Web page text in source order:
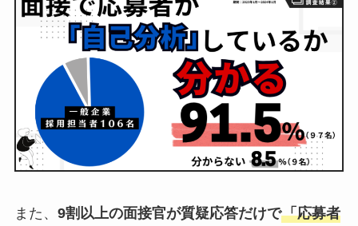
また、 9割以上の面接官が質疑応答だけで「応募者